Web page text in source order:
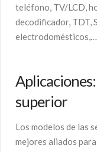
teléfono, TV/LCD,
decodificador, TDT,
electrodomésticos,…
superior
Los modelos de las
mejores aliados